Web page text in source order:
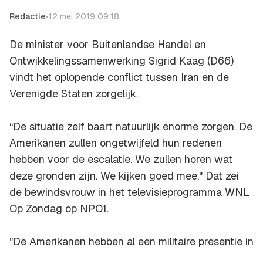
Redactie•12 mei 2019 09:18
De minister voor Buitenlandse Handel en
Ontwikkelingssamenwerking Sigrid Kaag (D66)
vindt het oplopende conflict tussen Iran en de
Verenigde Staten zorgelijk.
“De situatie zelf baart natuurlijk enorme zorgen. De
Amerikanen zullen ongetwijfeld hun redenen
hebben voor de escalatie. We zullen horen wat
deze gronden zijn. We kijken goed mee." Dat zei
de bewindsvrouw in het televisieprogramma WNL
Op Zondag op NPO1.
"De Amerikanen hebben al een militaire presentie in